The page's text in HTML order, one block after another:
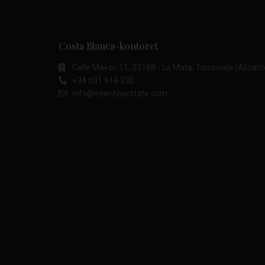
Costa Blanca-kontoret
Calle Mayor, 11, 03188 - La Mata, Torrevieja
+34 601 614 830
info@esentyaestate.com